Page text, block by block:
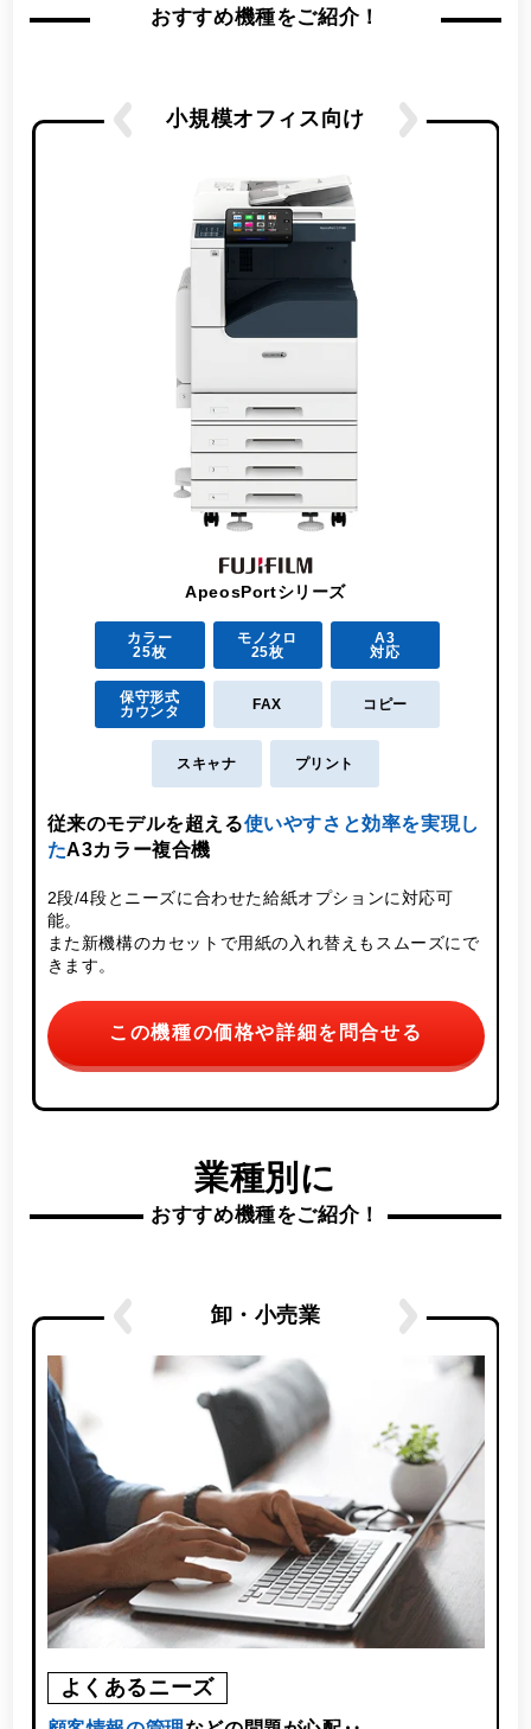
おすすめ機種をご紹介！
小規模オフィス向け
ApeosPortシリーズ
カラー
25枚
モノクロ
25枚
A3
対応
保守形式
カウンタ
FAX コピー
スキャナ プリント
従来のモデルを超える使いやすさと効率を実現し
たA3カラー複合機
2段/4段とニーズに合わせた給紙オプションに対応可
能。
また新機構のカセットで用紙の入れ替えもスムーズにで
きます。
この機種の価格や詳細を問合せる
業種別に
おすすめ機種をご紹介！
卸・小売業
よくあるニーズ